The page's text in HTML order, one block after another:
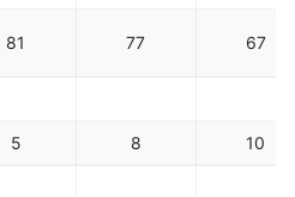
81 77 67
5 8 10